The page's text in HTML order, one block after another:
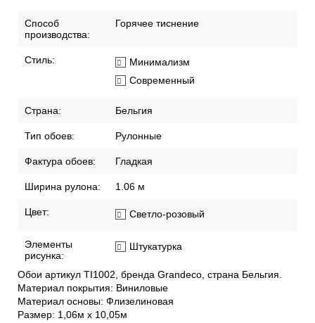
Способ
производства:
Горячее тиснение
Стиль:
Минимализм
Современный
Страна: Бельгия
Тип обоев: Рулонные
Фактура обоев: Гладкая
Ширина рулона: 1.06 м
Цвет: Светло-розовый
Элементы
рисунка:
Штукатурка
Обои артикул TI1002, бренда Grandeco, страна Бельгия.
Материал покрытия: Виниловые
Материал основы: Флизелиновая
Размер: 1,06м х 10,05м